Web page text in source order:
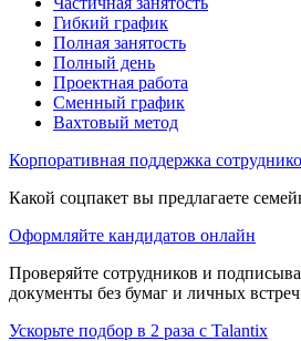
Гибкий график
Полная занятость
Полный день
Проектная работа
Сменный график
Вахтовый метод
Корпоративная поддержка
Какой соцпакет вы предлагаете
Оформляйте кандидатов онлайн
Проверяйте сотрудников и
документы без бумаг и личных встреч
Ускорьте подбор в 2 раза с Talantix